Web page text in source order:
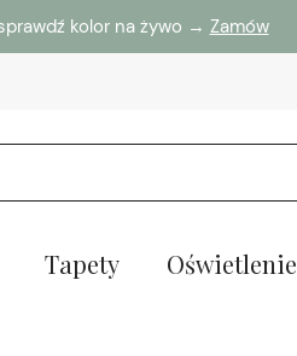
kolor na żywo → Zamów
Tapety Oświetlenie